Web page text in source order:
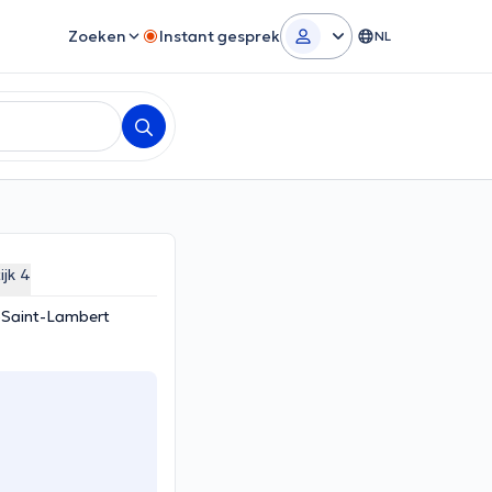
Zoeken Instant gesprek NL
4
Saint-Lambert